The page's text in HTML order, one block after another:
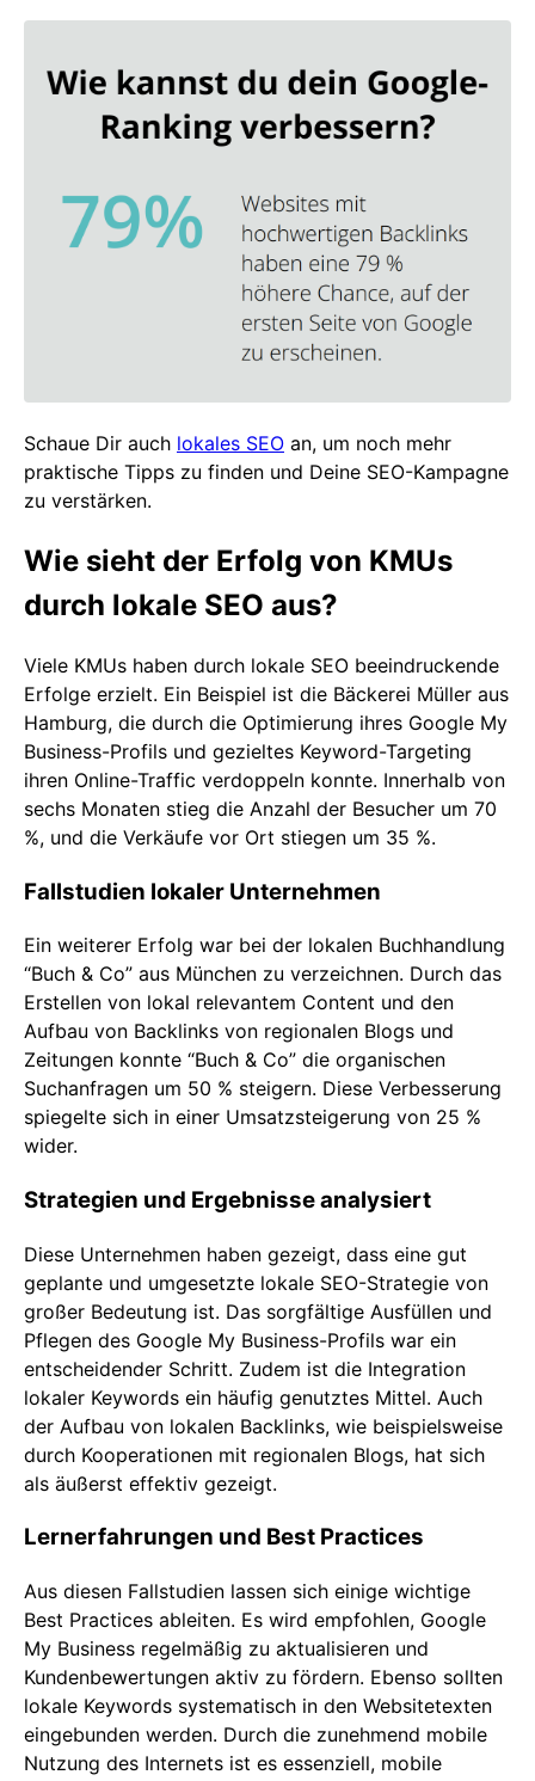
Schaue Dir auch lokales SEO an, um noch mehr
praktische Tipps zu finden und Deine SEO-Kampagne
zu verstärken.
Wie sieht der Erfolg von KMUs
durch lokale SEO aus?
Viele KMUs haben durch lokale SEO beeindruckende
Erfolge erzielt. Ein Beispiel ist die Bäckerei Müller aus
Hamburg, die durch die Optimierung ihres Google My
Business-Profils und gezieltes Keyword-Targeting
ihren Online-Traffic verdoppeln konnte. Innerhalb von
sechs Monaten stieg die Anzahl der Besucher um 70
%, und die Verkäufe vor Ort stiegen um 35 %.
Fallstudien lokaler Unternehmen
Ein weiterer Erfolg war bei der lokalen Buchhandlung
“Buch & Co” aus München zu verzeichnen. Durch das
Erstellen von lokal relevantem Content und den
Aufbau von Backlinks von regionalen Blogs und
Zeitungen konnte “Buch & Co” die organischen
Suchanfragen um 50 % steigern. Diese Verbesserung
spiegelte sich in einer Umsatzsteigerung von 25 %
wider.
Strategien und Ergebnisse analysiert
Diese Unternehmen haben gezeigt, dass eine gut
geplante und umgesetzte lokale SEO-Strategie von
großer Bedeutung ist. Das sorgfältige Ausfüllen und
Pflegen des Google My Business-Profils war ein
entscheidender Schritt. Zudem ist die Integration
lokaler Keywords ein häufig genutztes Mittel. Auch
der Aufbau von lokalen Backlinks, wie beispielsweise
durch Kooperationen mit regionalen Blogs, hat sich
als äußerst effektiv gezeigt.
Lernerfahrungen und Best Practices
Aus diesen Fallstudien lassen sich einige wichtige
Best Practices ableiten. Es wird empfohlen, Google
My Business regelmäßig zu aktualisieren und
Kundenbewertungen aktiv zu fördern. Ebenso sollten
lokale Keywords systematisch in den Websitetexten
eingebunden werden. Durch die zunehmend mobile
Nutzung des Internets ist es essenziell, mobile